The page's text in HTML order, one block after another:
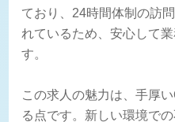
ており、24時間体制の訪
れているため、安心して
す。
この求人の魅力は、手厚
る点です。新しい環境で